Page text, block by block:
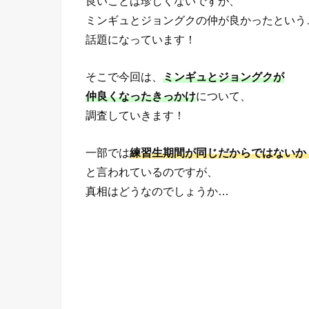
ミンギュとジョングクの仲が良かったとい
話題になっています！
そこで今回は、 ミンギュとジョングクが
仲良くなったきっかけについて、
調査していきます！
一部では練習生期間が同じだからではないか
と言われているのですが、
真相はどうなのでしょうか…